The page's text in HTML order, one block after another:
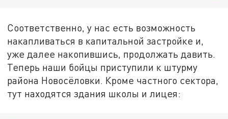
Соответственно, у нас есть возможность
накапливаться в капитальной застройке и,
уже далее накопившись, продолжать давить.
Теперь наши бойцы приступили к штурму
района Новосёловки. Кроме частного сектора,
тут находятся здания школы и лицея: